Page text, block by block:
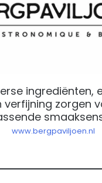
ingrediënten,
verfijning zorgen
www.bergpaviljoen.nl